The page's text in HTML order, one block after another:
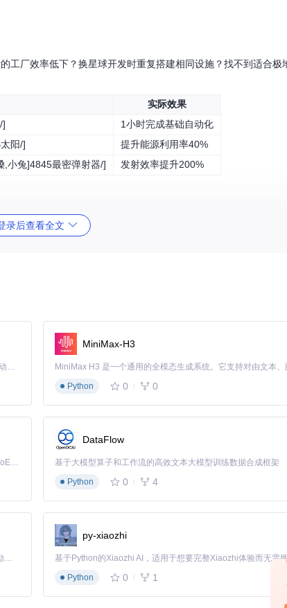
工厂效率低下？换星球开发时重复搭建相同设施？找不到适合极
实际效果
]
1小时完成基础自动化
阳/]
提升能源利用率40%
,小兔]4845最密弹射器/] 发射效率提升200%
源问题
地选择[发电小太阳_Sun-Power/[莳槡]极密铺极地小太阳/]
和[增产剂_Proliferator/36K # 720K增产剂/]
动分配
射器/]
录后查看全文
Claude Code 的开源替代方案。连接任意大模型，编辑代码，运行命令，自动验证 — 全自动执行。用 Rust 构建，极致性能。 ｜ An open-source alternative to Claude Code. Connect any LLM, edit code, run commands, and verify changes — autonomously. Built in Rust for speed. Get Started
MiniMax-H3
Python
0 0
Kimi K3 是Kimi能力最强的模型：这是一个拥有 2.8 万亿参数的混合专家（MoE）模型，具备原生视觉理解能力，并支持 100 万 token 的上下文窗口。
DataFlow
基于大模型算子和工作流的高效文本大模型训练数据合成框架
Python
0 4
「源启盛夏」暑期校园开发者成长计划旨在激活校园开源力量，通过积分激励、认证扶持、资源倾斜等形式，引导高校组织和开发者完成「入驻 — 建项目 — 做贡献 — 获认证 — 得资源」的完整闭环。无论你是想带领社团入驻平台的组织者，还是希望用代码贡献证明自己的开发者，都能在这里找到属于你的成长路径。
py-xiaozhi
Python
0 1